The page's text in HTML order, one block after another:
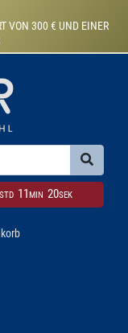
VON 300 € UND EINER
STD 11MIN 18SEK